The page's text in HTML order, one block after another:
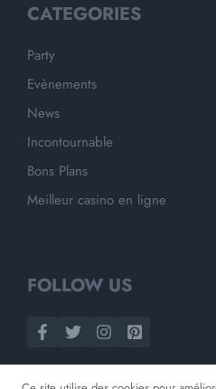
CATEGORIES
Party
Evènements
News
Incontournable
Bons Plans
Meilleur casino en ligne
FOLLOW US